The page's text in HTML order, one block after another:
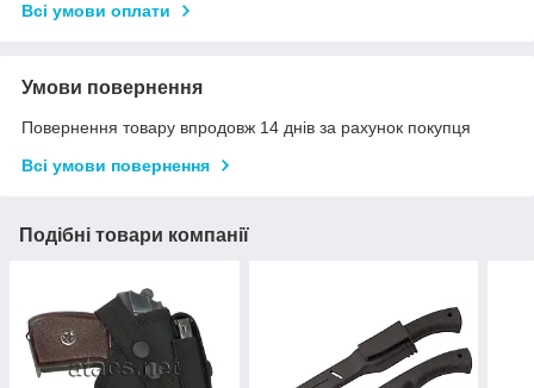
Всі умови оплати
Умови повернення
Повернення товару впродовж 14 днів за рахунок покупця
Всі умови повернення
Подібні товари компанії